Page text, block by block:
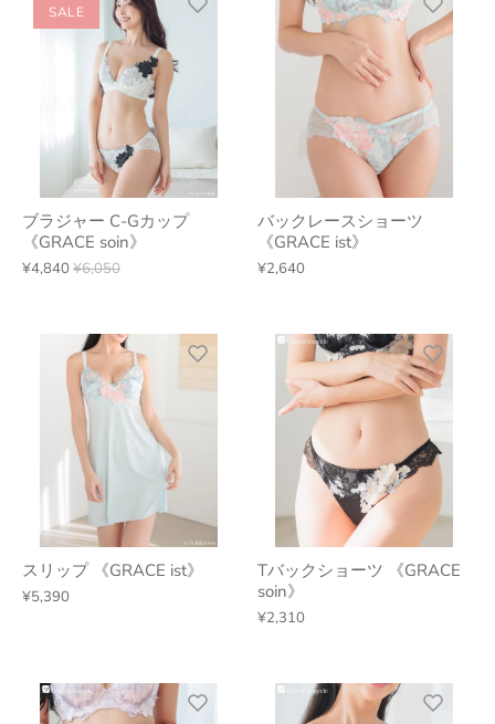
SALE
ブラジャー C-Gカップ
《GRACE soin》
¥4,840 ¥6,050
バックレースショーツ
《GRACE ist》
¥2,640
スリップ 《GRACE ist》
¥5,390
Tバックショーツ 《GRACE
soin》
¥2,310